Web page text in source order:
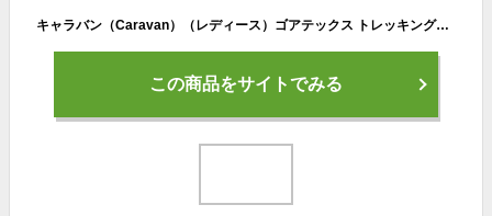
キャラバン（Caravan）（レディース）ゴアテックス トレッキングシューズ 登山靴 C4_03 0010403-670 ネイビー ハイキング
この商品をサイトでみる